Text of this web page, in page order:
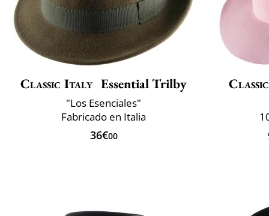
Classic Italy Essential Trilby
"Los Esenciales"
Fabricado en Italia
36€00